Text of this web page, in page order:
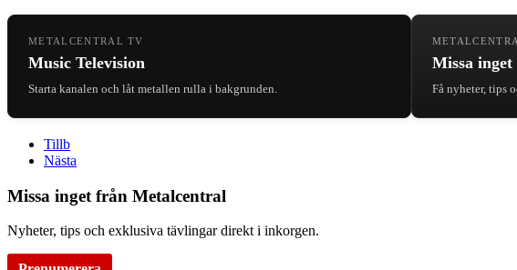
METALCENTRAL TV
Music Television
Starta kanalen och låt metallen rulla i bakgrunden.
Missa inget
Få nyheter, tips
Tillb
Nästa
Missa inget från Metalcentral
Nyheter, tips och exklusiva tävlingar direkt i inkorgen.